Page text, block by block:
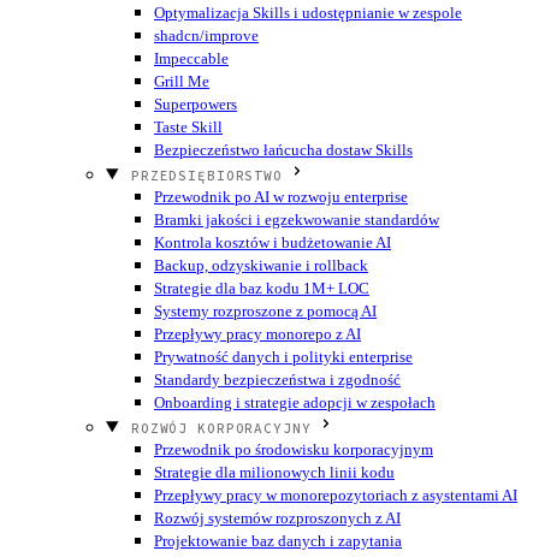
Optymalizacja Skills i udostępnianie w zespole
shadcn/improve
Impeccable
Grill Me
Superpowers
Taste Skill
Bezpieczeństwo łańcucha dostaw Skills
PRZEDSIĘBIORSTWO
Przewodnik po AI w rozwoju enterprise
Bramki jakości i egzekwowanie standardów
Kontrola kosztów i budżetowanie AI
Backup, odzyskiwanie i rollback
Strategie dla baz kodu 1M+ LOC
Systemy rozproszone z pomocą AI
Przepływy pracy monorepo z AI
Prywatność danych i polityki enterprise
Standardy bezpieczeństwa i zgodność
Onboarding i strategie adopcji w zespołach
ROZWÓJ KORPORACYJNY
Przewodnik po środowisku korporacyjnym
Strategie dla milionowych linii kodu
Przepływy pracy w monorepozytoriach z asystentami AI
Rozwój systemów rozproszonych z AI
Projektowanie baz danych i zapytania